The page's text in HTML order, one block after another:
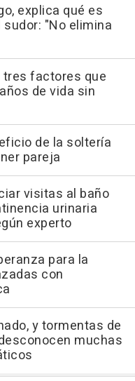
explica qué es
"No elimina
factores que
de vida sin
de la soltería
pareja
visitas al baño
urinaria
experto
para la
con
y tormentas de
muchas